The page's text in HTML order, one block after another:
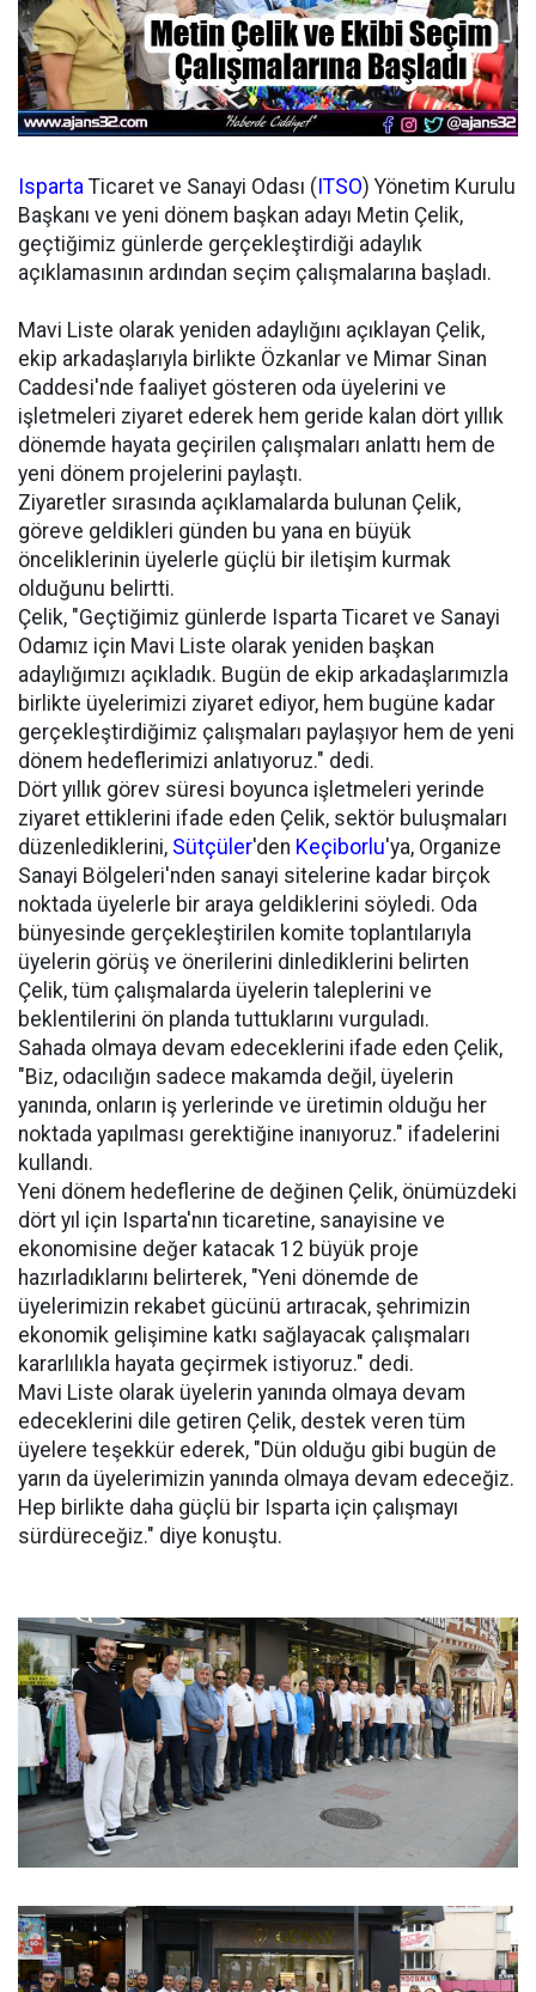
Isparta Ticaret ve Sanayi Odası ( ITSO) Yönetim Kurulu
Başkanı ve yeni dönem başkan adayı Metin Çelik,
geçtiğimiz günlerde gerçekleştirdiği adaylık
açıklamasının ardından seçim çalışmalarına başladı.
Mavi Liste olarak yeniden adaylığını açıklayan Çelik,
ekip arkadaşlarıyla birlikte Özkanlar ve Mimar Sinan
Caddesi'nde faaliyet gösteren oda üyelerini ve
işletmeleri ziyaret ederek hem geride kalan dört yıllık
dönemde hayata geçirilen çalışmaları anlattı hem de
yeni dönem projelerini paylaştı.
Ziyaretler sırasında açıklamalarda bulunan Çelik,
göreve geldikleri günden bu yana en büyük
önceliklerinin üyelerle güçlü bir iletişim kurmak
olduğunu belirtti.
Çelik, "Geçtiğimiz günlerde Isparta Ticaret ve Sanayi
Odamız için Mavi Liste olarak yeniden başkan
adaylığımızı açıkladık. Bugün de ekip arkadaşlarımızla
birlikte üyelerimizi ziyaret ediyor, hem bugüne kadar
gerçekleştirdiğimiz çalışmaları paylaşıyor hem de yeni
dönem hedeflerimizi anlatıyoruz." dedi.
Dört yıllık görev süresi boyunca işletmeleri yerinde
ziyaret ettiklerini ifade eden Çelik, sektör buluşmaları
düzenlediklerini, Sütçüler'den Keçiborlu'ya, Organize
Sanayi Bölgeleri'nden sanayi sitelerine kadar birçok
noktada üyelerle bir araya geldiklerini söyledi. Oda
bünyesinde gerçekleştirilen komite toplantılarıyla
üyelerin görüş ve önerilerini dinlediklerini belirten
Çelik, tüm çalışmalarda üyelerin taleplerini ve
beklentilerini ön planda tuttuklarını vurguladı.
Sahada olmaya devam edeceklerini ifade eden Çelik,
"Biz, odacılığın sadece makamda değil, üyelerin
yanında, onların iş yerlerinde ve üretimin olduğu her
noktada yapılması gerektiğine inanıyoruz." ifadelerini
kullandı.
Yeni dönem hedeflerine de değinen Çelik, önümüzdeki
dört yıl için Isparta'nın ticaretine, sanayisine ve
ekonomisine değer katacak 12 büyük proje
hazırladıklarını belirterek, "Yeni dönemde de
üyelerimizin rekabet gücünü artıracak, şehrimizin
ekonomik gelişimine katkı sağlayacak çalışmaları
kararlılıkla hayata geçirmek istiyoruz." dedi.
Mavi Liste olarak üyelerin yanında olmaya devam
edeceklerini dile getiren Çelik, destek veren tüm
üyelere teşekkür ederek, "Dün olduğu gibi bugün de
yarın da üyelerimizin yanında olmaya devam edeceğiz.
Hep birlikte daha güçlü bir Isparta için çalışmayı
sürdüreceğiz." diye konuştu.